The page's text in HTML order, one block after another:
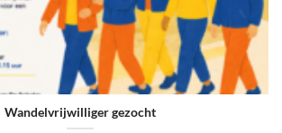
Wandelvrijwilliger gezocht